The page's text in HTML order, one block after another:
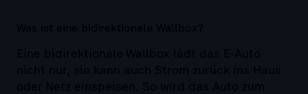
Was ist eine bidirektionale Wallbox?
Eine bidirektionale Wallbox lädt das E-Auto
nicht nur, sie kann auch Strom zurück ins Haus
oder Netz einspeisen. So wird das Auto zum